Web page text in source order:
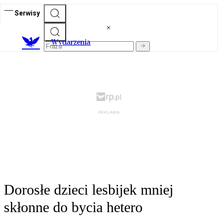
Serwisy
Wydarzenia
Dorosłe dzieci lesbijek mniej
skłonne do bycia hetero